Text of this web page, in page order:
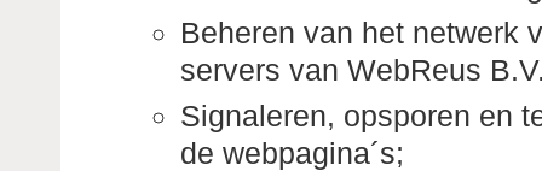
Beheren van het netwerk
servers van WebReus
Signaleren, opsporen en
de webpagina´s;